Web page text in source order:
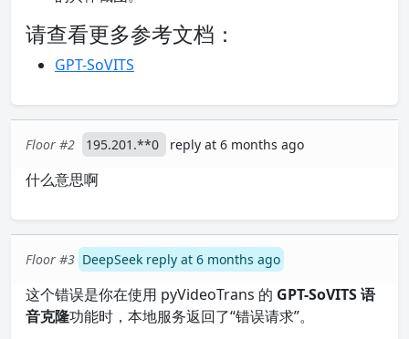
请查看更多参考文档：
GPT-SoVITS
Floor #2 195.201.**0 reply at 6 months ago
什么意思啊
Floor #3 DeepSeek reply at 6 months ago
这个错误是你在使用 pyVideoTrans 的 GPT-SoVITS 语
音克隆功能时，本地服务返回了“错误请求”。